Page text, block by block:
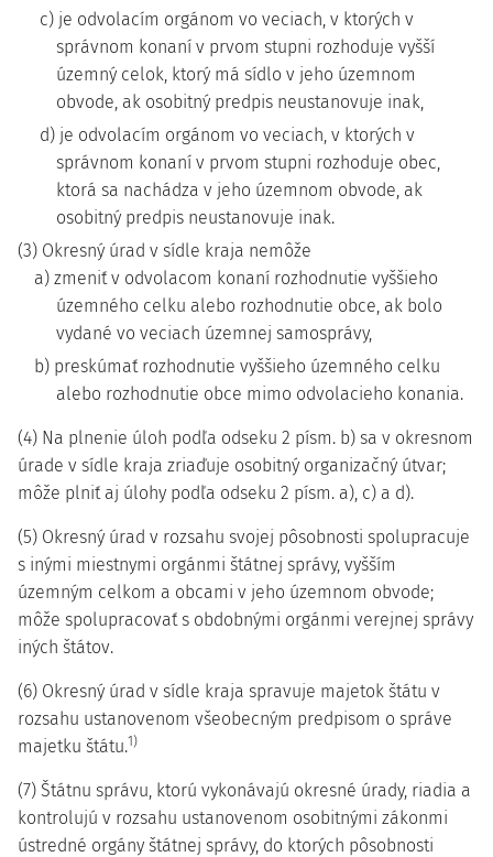
c) je odvolacím orgánom vo veciach, v ktorých v
správnom konaní v prvom stupni rozhoduje vyšší
územný celok, ktorý má sídlo v jeho územnom
obvode, ak osobitný predpis neustanovuje inak,
d) je odvolacím orgánom vo veciach, v ktorých v
správnom konaní v prvom stupni rozhoduje obec,
ktorá sa nachádza v jeho územnom obvode, ak
osobitný predpis neustanovuje inak.
(3) Okresný úrad v sídle kraja nemôže
a) zmeniť v odvolacom konaní rozhodnutie vyššieho
územného celku alebo rozhodnutie obce, ak bolo
vydané vo veciach územnej samosprávy,
b) preskúmať rozhodnutie vyššieho územného celku
alebo rozhodnutie obce mimo odvolacieho konania.
(4) Na plnenie úloh podľa odseku 2 písm. b) sa v okresnom
úrade v sídle kraja zriaďuje osobitný organizačný útvar;
môže plniť aj úlohy podľa odseku 2 písm. a), c) a d).
(5) Okresný úrad v rozsahu svojej pôsobnosti spolupracuje
s inými miestnymi orgánmi štátnej správy, vyšším
územným celkom a obcami v jeho územnom obvode;
môže spolupracovať s obdobnými orgánmi verejnej správy
iných štátov.
(6) Okresný úrad v sídle kraja spravuje majetok štátu v
rozsahu ustanovenom všeobecným predpisom o správe
majetku štátu.1)
(7) Štátnu správu, ktorú vykonávajú okresné úrady, riadia a
kontrolujú v rozsahu ustanovenom osobitnými zákonmi
ústredné orgány štátnej správy, do ktorých pôsobnosti